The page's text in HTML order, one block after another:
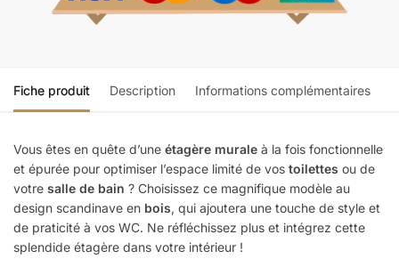
Fiche produit Description Informations complémentaires
Vous êtes en quête d’une étagère murale à la fois fonctionnelle
et épurée pour optimiser l’espace limité de vos toilettes ou de
votre salle de bain ? Choisissez ce magnifique modèle au
design scandinave en bois, qui ajoutera une touche de style et
de praticité à vos WC. Ne réfléchissez plus et intégrez cette
splendide étagère dans votre intérieur !